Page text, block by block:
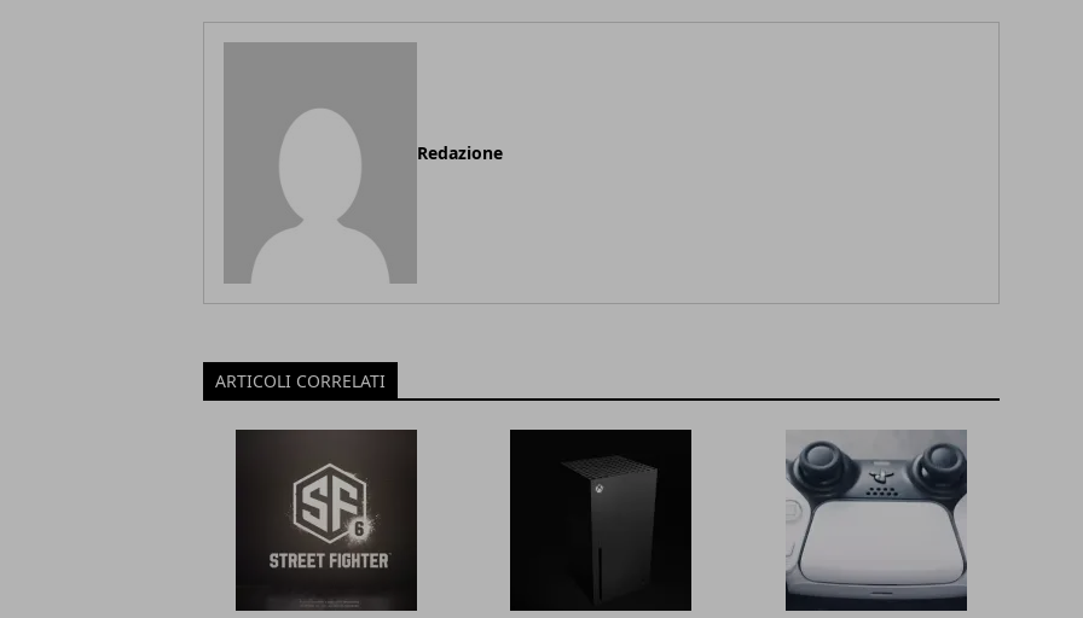
Redazione
ARTICOLI CORRELATI